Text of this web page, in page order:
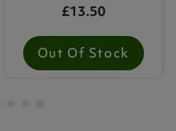
£13.50
Out Of Stock